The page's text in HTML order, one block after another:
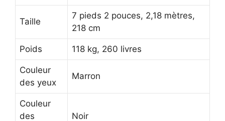
Taille
7 pieds 2 pouces, 2,18 mètres,
218 cm
Poids 118 kg, 260 livres
Couleur
des yeux
Marron
Couleur
des
Noir